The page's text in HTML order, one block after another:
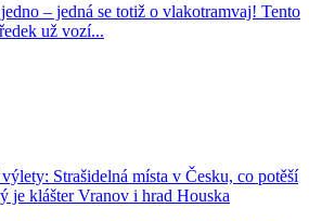
– jedná se totiž o vlakotramvaj! Tento
už vozí...
Strašidelná místa v Česku, co potěší
je klášter Vranov i hrad Houska